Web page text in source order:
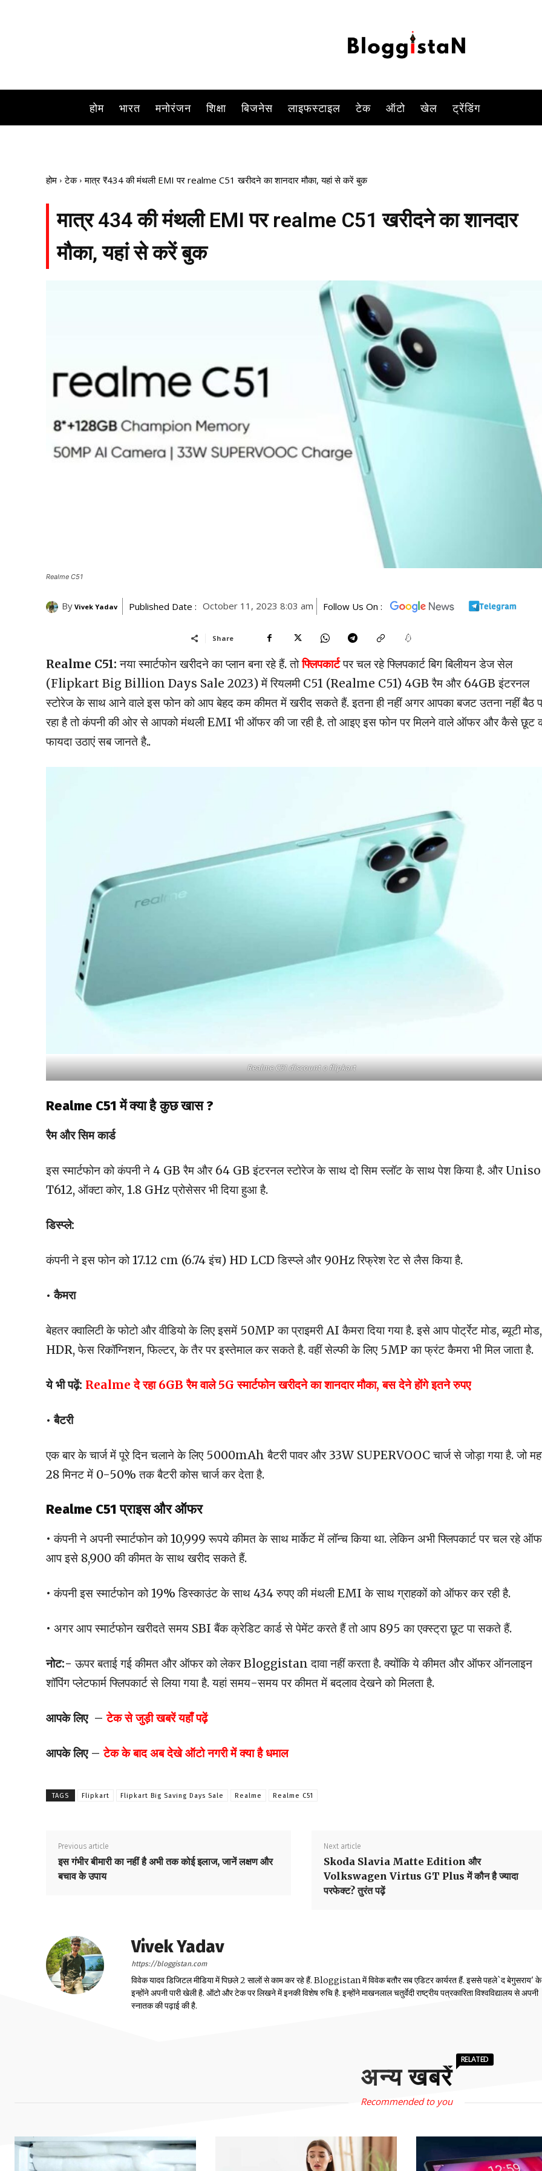
होम भारत मनोरंजन शिक्षा बिजनेस लाइफस्टाइल टेक ऑटो खेल ट्रेंडिंग
होम टेक मात्र ₹434 की मंथली EMI पर realme C51 खरीदने का शानदार मौका, यहां से करें बुक
मात्र ₹434 की मंथली EMI पर realme C51 खरीदने का शानदार
मौका, यहां से करें बुक
Realme C51
By Vivek Yadav Published Date : October 11, 2023 8:03 am Follow Us On :
Share
Realme C51: नया स्मार्टफोन खरीदने का प्लान बना रहे हैं. तोफ्लिपकार्टपर चल रहे फ्लिपकार्ट बिग बिलीयन डेज सेल
(Flipkart Big Billion Days Sale 2023) में रियलमी C51 (Realme C51) 4GB रैम और 64GB इंटरनल
स्टोरेज के साथ आने वाले इस फोन को आप बेहद कम कीमत में खरीद सकते हैं. इतना ही नहीं अगर आपका बजट उतना नहीं बैठ
रहा है तो कंपनी की ओर से आपको मंथली EMI भी ऑफर की जा रही है. तो आइए इस फोन पर मिलने वाले ऑफर और कैसे छूट
फायदा उठाएं सब जानते है..
Realme C51 discount o flipkart
Realme C51 में क्या है कुछ खास ?
रैम और सिम कार्ड
इस स्मार्टफोन को कंपनी ने 4 GB रैम और 64 GB इंटरनल स्टोरेज के साथ दो सिम स्लॉट के साथ पेश किया है. और
T612, ऑक्टा कोर, 1.8 GHz प्रोसेसर भी दिया हुआ है.
डिस्प्ले:
कंपनी ने इस फोन को 17.12 cm (6.74 इंच) HD LCD डिस्प्ले और 90Hz रिफ्रेश रेट से लैस किया है.
• कैमरा
बेहतर क्वालिटी के फोटो और वीडियो के लिए इसमें 50MP का प्राइमरी AI कैमरा दिया गया है. इसे आप पोर्ट्रेट मोड, ब्यूटी मोड,
HDR, फेस रिकॉग्निशन, फिल्टर, के तैर पर इस्तेमाल कर सकते है. वहीं सेल्फी के लिए 5MP का फ्रंट कैमरा भी मिल जाता है.
ये भी पढ़ें: Realme दे रहा 6GB रैम वाले 5G स्मार्टफोन खरीदने का शानदार मौका, बस देने होंगे इतने रुपए
• बैटरी
एक बार के चार्ज में पूरे दिन चलाने के लिए 5000mAh बैटरी पावर और 33W SUPERVOOC चार्ज से जोड़ा गया है. जो
28 मिनट में 0-50% तक बैटरी कोस चार्ज कर देता है.
Realme C51 प्राइस और ऑफर
• कंपनी ने अपनी स्मार्टफोन को 10,999 रूपये कीमत के साथ मार्केट में लॉन्च किया था. लेकिन अभी फ्लिपकार्ट पर चल रहे
आप इसे 8,900 की कीमत के साथ खरीद सकते हैं.
• कंपनी इस स्मार्टफोन को 19% डिस्काउंट के साथ 434 रुपए की मंथली EMI के साथ ग्राहकों को ऑफर कर रही है.
• अगर आप स्मार्टफोन खरीदते समय SBI बैंक क्रेडिट कार्ड से पेमेंट करते हैं तो आप 895 का एक्स्ट्रा छूट पा सकते हैं.
नोट:-ऊपर बताई गई कीमत और ऑफर को लेकर Bloggistan दावा नहीं करता है. क्योंकि ये कीमत और ऑफर ऑनलाइन
शॉपिंग प्लेटफार्म फ्लिपकार्ट से लिया गया है. यहां समय-समय पर कीमत में बदलाव देखने को मिलता है.
आपके लिए –टेक से जुड़ी खबरें यहाँ पढ़ें
आपके लिए – टेक के बाद अब देखे ऑटो नगरी में क्या है धमाल
TAGS Flipkart Flipkart Big Saving Days Sale Realme Realme C51
Previous article
इस गंभीर बीमारी का नहीं है अभी तक कोई इलाज, जानें लक्षण और
बचाव के उपाय
Next article
Skoda Slavia Matte Edition और
Volkswagen Virtus GT Plus में कौन है ज्यादा
परफेक्ट? तुरंत पढ़ें
Vivek Yadav
https://bloggistan.com
विवेक यादव डिजिटल मीडिया में पिछले 2 सालों से काम कर रहे हैं. Bloggistan में विवेक बतौर सब एडिटर कार्यरत हैं. इससे पहले`द बेगुसराय'
इन्होंने अपनी पारी खेली है. ऑटो और टेक पर लिखने में इनकी विशेष रुचि है. इन्होंने माखनलाल चतुर्वेदी राष्ट्रीय पत्रकारिता विश्वविद्यालय से अपनी
स्नातक की पढ़ाई की है.
अन्य खबरें
RELATED
Recommended to you